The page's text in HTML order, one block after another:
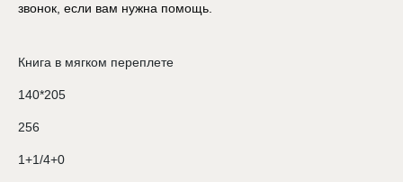
звонок, если вам нужна помощь.
Книга в мягком переплете
140*205
256
1+1/4+0